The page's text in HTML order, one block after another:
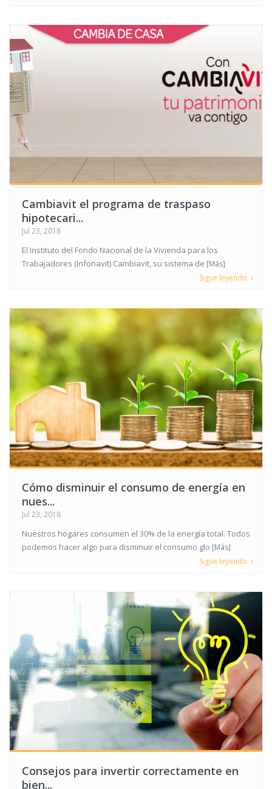
Cambiavit el programa de traspaso
hipotecari...
Jul 23, 2018
El Instituto del Fondo Nacional de la Vivienda para los
Trabajadores (Infonavit) Cambiavit, su sistema de [Más]
Sigue leyendo
Cómo disminuir el consumo de energía en
nues...
Jul 23, 2018
Nuestros hogares consumen el 30% de la energía total. Todos
podemos hacer algo para disminuir el consumo glo [Más]
Sigue leyendo
Consejos para invertir correctamente en
bien...